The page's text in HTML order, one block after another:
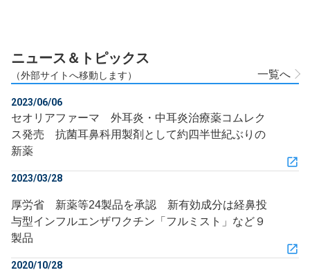
ニュース＆トピックス
（外部サイトへ移動します） 一覧へ
2023/06/06
セオリアファーマ 外耳炎・中耳炎治療薬コムレク
ス発売 抗菌耳鼻科用製剤として約四半世紀ぶりの
新薬
2023/03/28
厚労省 新薬等24製品を承認 新有効成分は経鼻投
与型インフルエンザワクチン「フルミスト」など９
製品
2020/10/28